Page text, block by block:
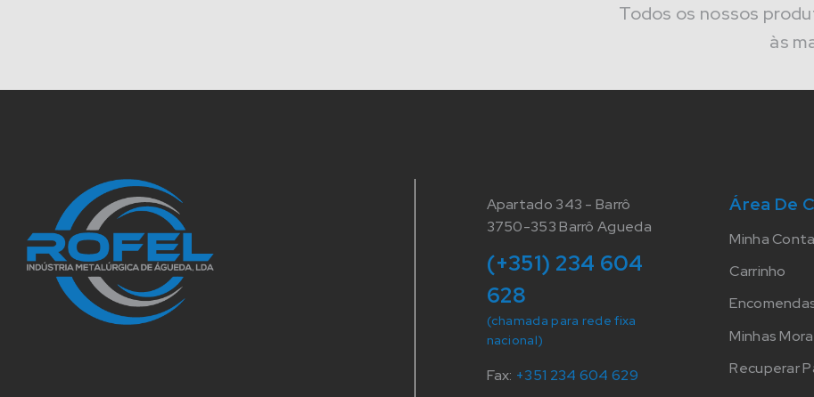
Todos os nossos
às
Apartado 343 - Barrô
3750-353 Barrô Agueda
(+351) 234 604
628
(chamada para rede fixa
nacional)
Fax: +351 234 604 629
Área De
Minha Conta
Carrinho
Minhas
Recuperar